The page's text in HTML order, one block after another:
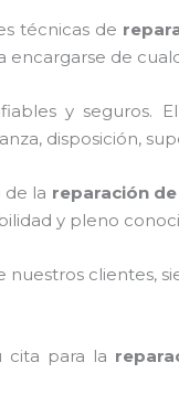
técnicas de
encargarse de
y seguros.
disposición,
de la reparación
y pleno
clientes,
cita para la